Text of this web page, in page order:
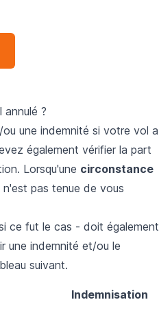
?
une indemnité si votre vol a
également vérifier la part
Lorsqu'une circonstance
pas tenue de vous
ce fut le cas - doit également
une indemnité et/ou le
suivant.
Indemnisation